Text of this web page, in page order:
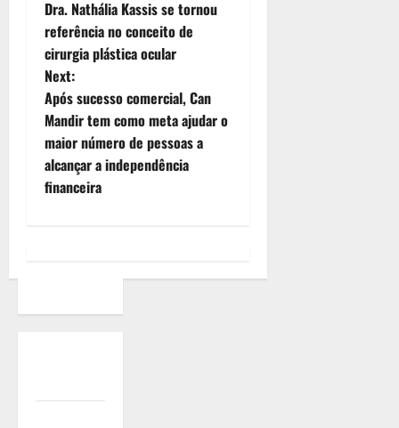
Dra. Nathália Kassis se tornou
referência no conceito de
cirurgia plástica ocular
Next:
Após sucesso comercial, Can
Mandir tem como meta ajudar o
maior número de pessoas a
alcançar a independência
financeira